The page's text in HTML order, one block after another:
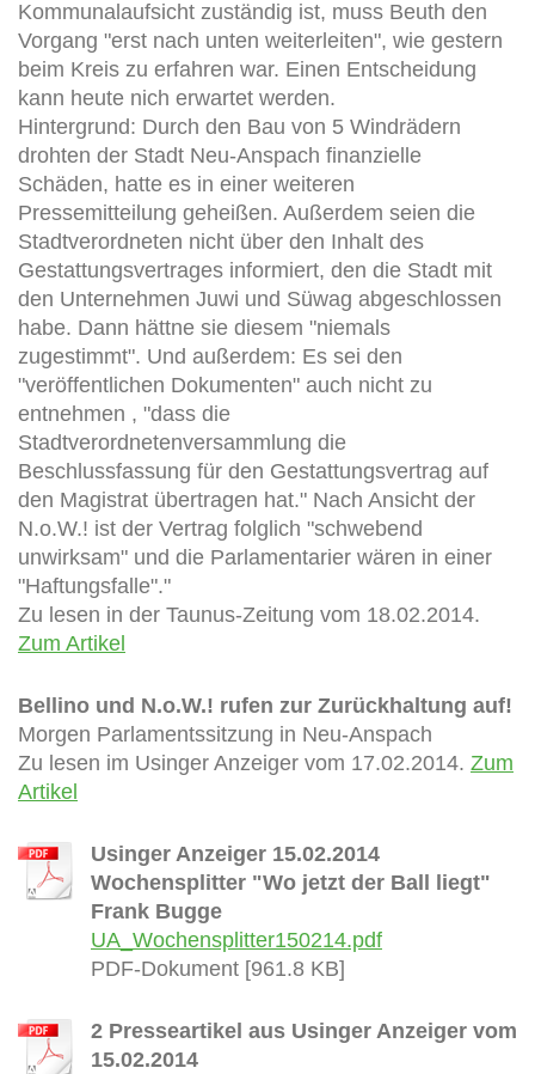
Kommunalaufsicht zuständig ist, muss Beuth den
Vorgang "erst nach unten weiterleiten", wie gestern
beim Kreis zu erfahren war. Einen Entscheidung
kann heute nich erwartet werden.
Hintergrund: Durch den Bau von 5 Windrädern
drohten der Stadt Neu-Anspach finanzielle
Schäden, hatte es in einer weiteren
Pressemitteilung geheißen. Außerdem seien die
Stadtverordneten nicht über den Inhalt des
Gestattungsvertrages informiert, den die Stadt mit
den Unternehmen Juwi und Süwag abgeschlossen
habe. Dann hättne sie diesem "niemals
zugestimmt". Und außerdem: Es sei den
"veröffentlichen Dokumenten" auch nicht zu
entnehmen , "dass die
Stadtverordnetenversammlung die
Beschlussfassung für den Gestattungsvertrag auf
den Magistrat übertragen hat." Nach Ansicht der
N.o.W.! ist der Vertrag folglich "schwebend
unwirksam" und die Parlamentarier wären in einer
"Haftungsfalle"."
Zu lesen in der Taunus-Zeitung vom 18.02.2014.
Zum Artikel
Bellino und N.o.W.! rufen zur Zurückhaltung auf!
Morgen Parlamentssitzung in Neu-Anspach
Zu lesen im Usinger Anzeiger vom 17.02.2014. Zum
Artikel
Usinger Anzeiger 15.02.2014
Wochensplitter "Wo jetzt der Ball liegt"
Frank Bugge
UA_Wochensplitter150214.pdf
PDF-Dokument [961.8 KB]
2 Presseartikel aus Usinger Anzeiger vom
15.02.2014